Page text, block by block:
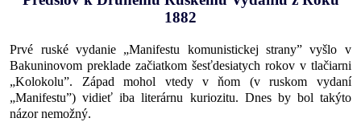
1882
Prvé ruské vydanie „Manifestu komunistickej strany” vyšlo v
Bakuninovom preklade začiatkom šesťdesiatych rokov v tlačiarni
„Kolokolu”. Západ mohol vtedy v ňom (v ruskom vydaní
„Manifestu”) vidieť iba literárnu kuriozitu. Dnes by bol takýto
názor nemožný.